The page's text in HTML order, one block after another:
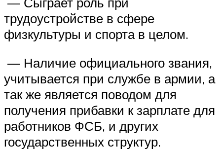
трудоустройстве в сфере
физкультуры и спорта в целом.
— Наличие официального звания,
учитывается при службе в армии, а
так же является поводом для
получения прибавки к зарплате для
работников ФСБ, и других
государственных структур.